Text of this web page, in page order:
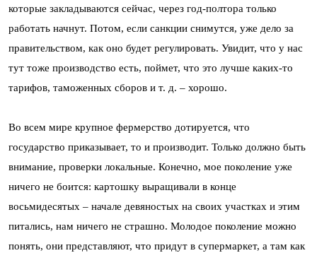
которые закладываются сейчас, через год-полтора только
работать начнут. Потом, если санкции снимутся, уже дело за
правительством, как оно будет регулировать. Увидит, что у нас
тут тоже производство есть, поймет, что это лучше каких-то
тарифов, таможенных сборов и т. д. – хорошо.
Во всем мире крупное фермерство дотируется, что
государство приказывает, то и производит. Только должно быть
внимание, проверки локальные. Конечно, мое поколение уже
ничего не боится: картошку выращивали в конце
восьмидесятых – начале девяностых на своих участках и этим
питались, нам ничего не страшно. Молодое поколение можно
понять, они представляют, что придут в супермаркет, а там как